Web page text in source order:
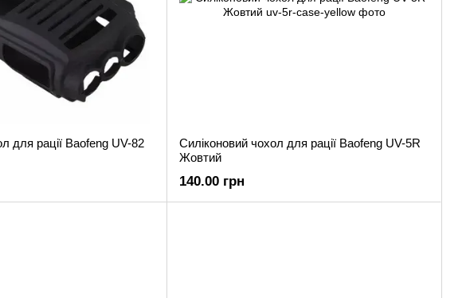
для рації Baofeng UV-82
Силіконовий чохол для рації Baofeng UV-5R
Жовтий
140.00 грн